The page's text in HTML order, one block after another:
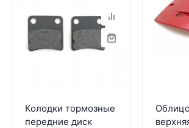
Колодки тормозные
передние диск